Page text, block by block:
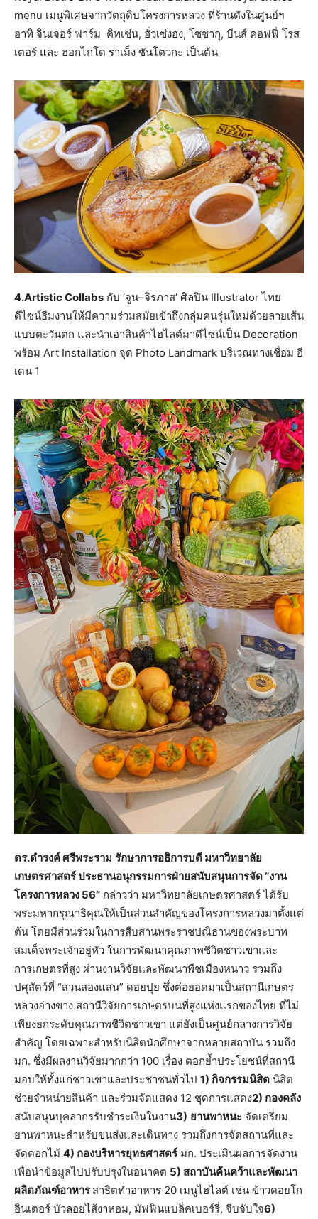
menu เมนูพิเศษจากวัตถุดิบโครงการหลวง ที่ร้านดังในศูนย์ฯ
อาทิ จินเจอร์ ฟาร์ม คิทเช่น, ฮั่วเซ่งฮง, โซซากุ, บีนส์ คอฟฟี่ โรส
เตอร์ และ ฮอกไกโด ราเม็ง ซันโตวกะ เป็นต้น
4.Artistic Collabs กับ ‘จูน–จิรภาส’ ศิลปิน Illustrator ไทย
ดีไซน์ธีมงานให้มีความร่วมสมัยเข้าถึงกลุ่มคนรุ่นใหม่ด้วยลายเส้น
แบบตะวันตก และนำเอาสินค้าไฮไลต์มาดีไซน์เป็น Decoration
พร้อม Art Installation จุด Photo Landmark บริเวณทางเชื่อม อี
เดน 1
ดร.ดำรงค์ ศรีพระราม รักษาการอธิการบดี มหาวิทยาลัย
เกษตรศาสตร์ ประธานอนุกรรมการฝ่ายสนับสนุนการจัด “งาน
โครงการหลวง 56” กล่าวว่า มหาวิทยาลัยเกษตรศาสตร์ ได้รับ
พระมหากรุณาธิคุณให้เป็นส่วนสำคัญของโครงการหลวงมาตั้งแต่
ต้น โดยมีส่วนร่วมในการสืบสานพระราชปณิธานของพระบาท
สมเด็จพระเจ้าอยู่หัว ในการพัฒนาคุณภาพชีวิตชาวเขาและ
การเกษตรที่สูง ผ่านงานวิจัยและพัฒนาพืชเมืองหนาว รวมถึง
ปศุสัตว์ที่ “สวนสองแสน” ดอยปุย ซึ่งต่อยอดมาเป็นสถานีเกษตร
หลวงอ่างขาง สถานีวิจัยการเกษตรบนที่สูงแห่งแรกของไทย ที่ไม่
เพียงยกระดับคุณภาพชีวิตชาวเขา แต่ยังเป็นศูนย์กลางการวิจัย
สำคัญ โดยเฉพาะสำหรับนิสิตนักศึกษาจากหลายสถาบัน รวมถึง
มก. ซึ่งมีผลงานวิจัยมากกว่า 100 เรื่อง ตอกย้ำประโยชน์ที่สถานี
มอบให้ทั้งแก่ชาวเขาและประชาชนทั่วไป 1) กิจกรรมนิสิต นิสิต
ช่วยจำหน่ายสินค้า และร่วมจัดแสดง 12 ชุดการแสดง2) กองคลัง
สนับสนุนบุคลากรรับชำระเงินในงาน3) ยานพาหนะ จัดเตรียม
ยานพาหนะสำหรับขนส่งและเดินทาง รวมถึงการจัดสถานที่และ
จัดดอกไม้ 4) กองบริหารยุทธศาสตร์มก. ประเมินผลการจัดงาน
เพื่อนำข้อมูลไปปรับปรุงในอนาคต 5) สถาบันค้นคว้าและพัฒนา
ผลิตภัณฑ์อาหารสาธิตทำอาหาร 20 เมนูไฮไลต์ เช่น ข้าวดอยโก
อินเตอร์ บัวลอยไส้งาหอม, มัฟฟินแบล็คเบอร์รี่, จีบจับใจ6)